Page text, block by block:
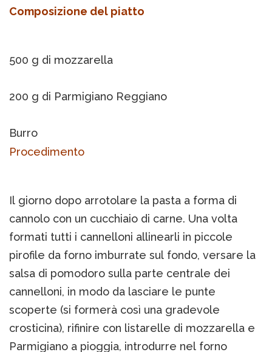
Composizione del piatto
500 g di mozzarella
200 g di Parmigiano Reggiano
Burro
Procedimento
Il giorno dopo arrotolare la pasta a forma di
cannolo con un cucchiaio di carne. Una volta
formati tutti i cannelloni allinearli in piccole
pirofile da forno imburrate sul fondo, versare la
salsa di pomodoro sulla parte centrale dei
cannelloni, in modo da lasciare le punte
scoperte (si formerà così una gradevole
crosticina), rifinire con listarelle di mozzarella e
Parmigiano a pioggia, introdurre nel forno